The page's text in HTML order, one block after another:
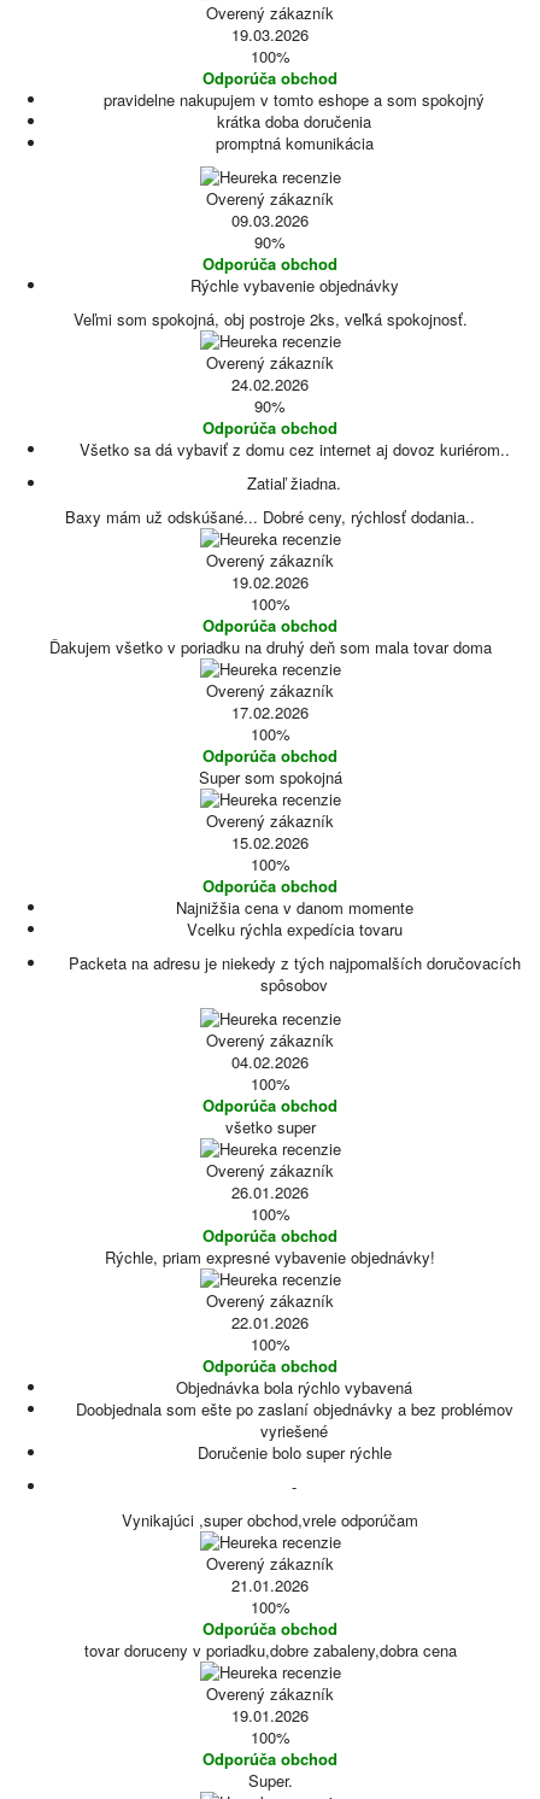
Overený zákazník
19.03.2026
100%
Odporúča obchod
pravidelne nakupujem v tomto eshope a som spokojný
krátka doba doručenia
promptná komunikácia
Overený zákazník
09.03.2026
90%
Odporúča obchod
Rýchle vybavenie objednávky
Veľmi som spokojná, obj postroje 2ks, veľká spokojnosť.
Overený zákazník
24.02.2026
90%
Odporúča obchod
Všetko sa dá vybaviť z domu cez internet aj dovoz kuriérom..
Zatiaľ žiadna.
Baxy mám už odskúšané... Dobré ceny, rýchlosť dodania..
Overený zákazník
19.02.2026
100%
Odporúča obchod
Ďakujem všetko v poriadku na druhý deň som mala tovar doma
Overený zákazník
17.02.2026
100%
Odporúča obchod
Super som spokojná
Overený zákazník
15.02.2026
100%
Odporúča obchod
Najnižšia cena v danom momente
Vcelku rýchla expedícia tovaru
Packeta na adresu je niekedy z tých najpomalších doručovacích
spôsobov
Overený zákazník
04.02.2026
100%
Odporúča obchod
všetko super
Overený zákazník
26.01.2026
100%
Odporúča obchod
Rýchle, priam expresné vybavenie objednávky!
Overený zákazník
22.01.2026
100%
Odporúča obchod
Objednávka bola rýchlo vybavená
Doobjednala som ešte po zaslaní objednávky a bez problémov
vyriešené
Doručenie bolo super rýchle
-
Vynikajúci ,super obchod,vrele odporúčam
Overený zákazník
21.01.2026
100%
Odporúča obchod
tovar doruceny v poriadku,dobre zabaleny,dobra cena
Overený zákazník
19.01.2026
100%
Odporúča obchod
Super.